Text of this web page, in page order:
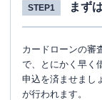
STEP1 まず
カードローンの審
で、とにかく早く
申込を済ませまし
が行われます。